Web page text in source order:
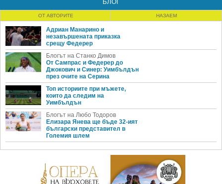
БЛОГ
ОТ АВТОРИТЕ НАЗАЕМ
Адриан Манарино и
незавършената приказка
срещу Федерер
Блогът на Станко Димов
От Сампрас и Федерер до
Джокович и Синер: Уимбълдън
през очите на Серина
Топ историите при мъжете,
които да следим на
Уимбълдън
Блогът на Любо Тодоров
Елизара Янева ще бъде 32-ият
български представител в
Големия шлем